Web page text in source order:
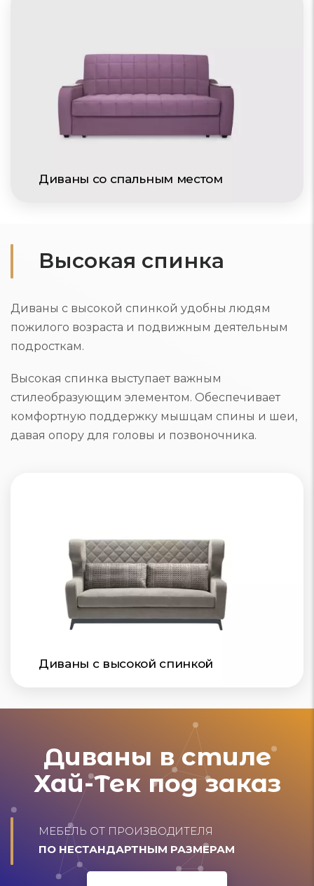
Диваны со спальным местом
Высокая спинка
Диваны с высокой спинкой удобны людям
пожилого возраста и подвижным деятельным
подросткам.
Высокая спинка выступает важным
стилеобразующим элементом. Обеспечивает
комфортную поддержку мышцам спины и шеи,
давая опору для головы и позвоночника.
Диваны с высокой спинкой
Диваны в стиле
Хай-Тек под заказ
МЕБЕЛЬ ОТ ПРОИЗВОДИТЕЛЯ
ПО НЕСТАНДАРТНЫМ РАЗМЕРАМ